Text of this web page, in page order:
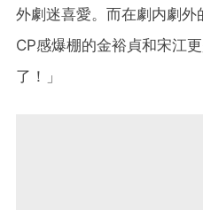
外劇迷喜愛。而在劇内劇外
CP感爆棚的金裕貞和宋江
了！」